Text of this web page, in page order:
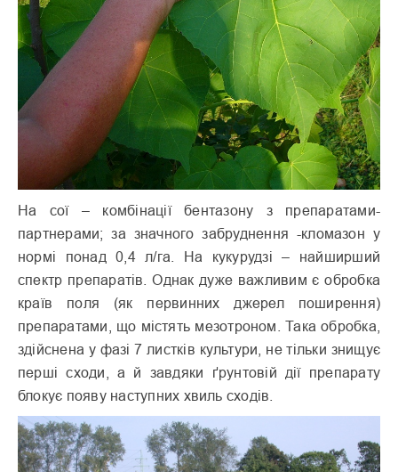
На сої – комбінації бентазону з препаратами-
партнерами; за значного забруднення -кломазон у
нормі понад 0,4 л/га. На кукурудзі – найширший
спектр препаратів. Однак дуже важливим є обробка
країв поля (як первинних джерел поширення)
препаратами, що містять мезотроном. Така обробка,
здійснена у фазі 7 листків культури, не тільки знищує
перші сходи, а й завдяки ґрунтовій дії препарату
блокує появу наступних хвиль сходів.